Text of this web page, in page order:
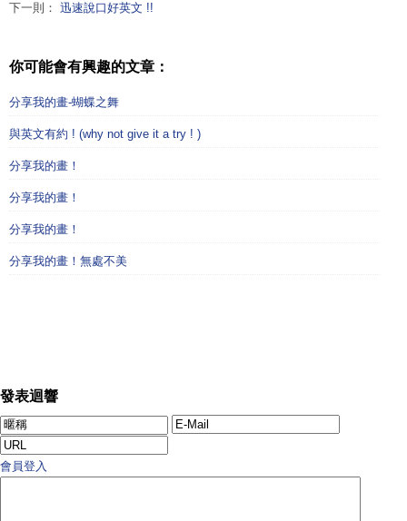
下一則： 迅速說口好英文 !!
你可能會有興趣的文章：
分享我的畫-蝴蝶之舞
與英文有約 ! (why not give it a try ! )
分享我的畫！
分享我的畫！
分享我的畫！
分享我的畫！無處不美
發表迴響
會員登入